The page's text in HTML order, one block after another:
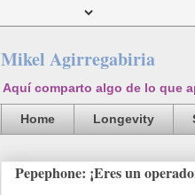
Mikel Agirregabiria
Aquí comparto algo de lo que
Home Longevity
Pepephone: ¡Eres un